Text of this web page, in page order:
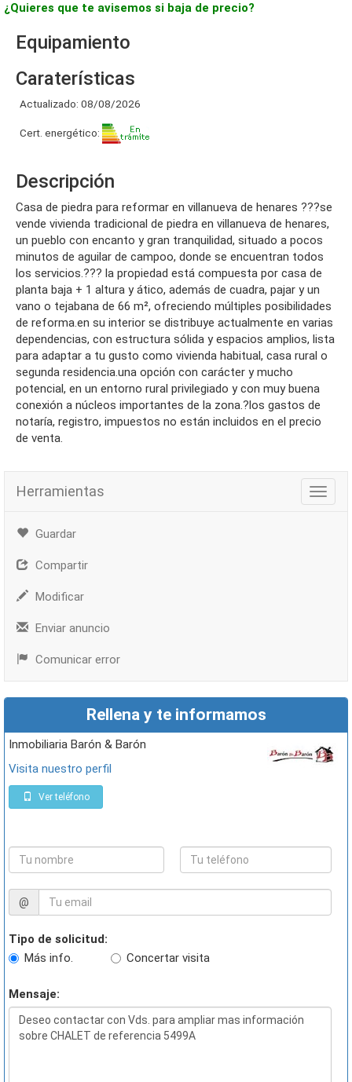
¿Quieres que te avisemos si baja de precio?
Equipamiento
Caraterísticas
Actualizado: 08/08/2026
Cert. energético:
Descripción
casa de piedra para reformar en villanueva de henares ???se
vende vivienda tradicional de piedra en villanueva de henares,
un pueblo con encanto y gran tranquilidad, situado a pocos
minutos de aguilar de campoo, donde se encuentran todos
los servicios.??? la propiedad está compuesta por casa de
planta baja + 1 altura y ático, además de cuadra, pajar y un
vano o tejabana de 66 m², ofreciendo múltiples posibilidades
de reforma.en su interior se distribuye actualmente en varias
dependencias, con estructura sólida y espacios amplios, lista
para adaptar a tu gusto como vivienda habitual, casa rural o
segunda residencia.una opción con carácter y mucho
potencial, en un entorno rural privilegiado y con muy buena
conexión a núcleos importantes de la zona.?los gastos de
notaría, registro, impuestos no están incluidos en el precio
de venta.
Herramientas
Guardar
Compartir
Modificar
Enviar anuncio
Comunicar error
Rellena y te informamos
Inmobiliaria Barón & Barón
Visita nuestro perfil
Ver teléfono
@
Tipo de solicitud:
Más info.
Concertar visita
Mensaje: